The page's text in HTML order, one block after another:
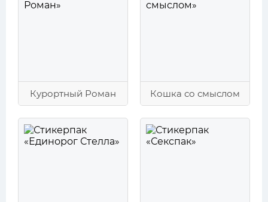
Курортный Роман Кошка со смыслом